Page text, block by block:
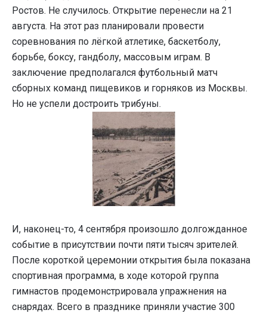
Ростов. Не случилось. Открытие перенесли на 21
августа. На этот раз планировали провести
соревнования по лёгкой атлетике, баскетболу,
борьбе, боксу, гандболу, массовым играм. В
заключение предполагался футбольный матч
сборных команд пищевиков и горняков из Москвы.
Но не успели достроить трибуны.
И, наконец-то, 4 сентября произошло долгожданное
событие в присутствии почти пяти тысяч зрителей.
После короткой церемонии открытия была показана
спортивная программа, в ходе которой группа
гимнастов продемонстрировала упражнения на
снарядах. Всего в празднике приняли участие 300